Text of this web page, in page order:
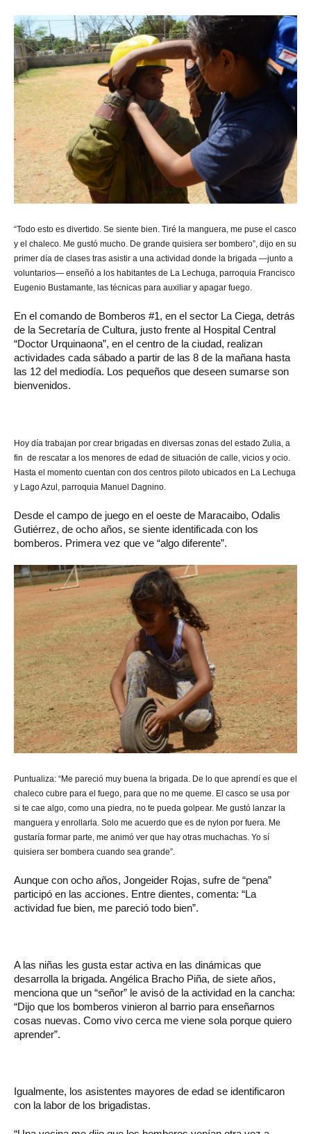
“Todo esto es divertido. Se siente bien. Tiré la manguera, me puse el casco
y el chaleco. Me gustó mucho. De grande quisiera ser bombero”, dijo en su
primer día de clases tras asistir a una actividad donde la brigada —junto a
voluntarios— enseñó a los habitantes de La Lechuga, parroquia Francisco
Eugenio Bustamante, las técnicas para auxiliar y apagar fuego.
En el comando de Bomberos #1, en el sector La Ciega, detrás
de la Secretaría de Cultura, justo frente al Hospital Central
“Doctor Urquinaona”, en el centro de la ciudad, realizan
actividades cada sábado a partir de las 8 de la mañana hasta
las 12 del mediodía. Los pequeños que deseen sumarse son
bienvenidos.
Hoy día trabajan por crear brigadas en diversas zonas del estado Zulia, a
fin de rescatar a los menores de edad de situación de calle, vicios y ocio.
Hasta el momento cuentan con dos centros piloto ubicados en La Lechuga
y Lago Azul, parroquia Manuel Dagnino.
Desde el campo de juego en el oeste de Maracaibo, Odalis
Gutiérrez, de ocho años, se siente identificada con los
bomberos. Primera vez que ve “algo diferente”.
Puntualiza: “Me pareció muy buena la brigada. De lo que aprendí es que el
chaleco cubre para el fuego, para que no me queme. El casco se usa por
si te cae algo, como una piedra, no te pueda golpear. Me gustó lanzar la
manguera y enrollarla. Solo me acuerdo que es de nylon por fuera. Me
gustaría formar parte, me animó ver que hay otras muchachas. Yo sí
quisiera ser bombera cuando sea grande”.
Aunque con ocho años, Jongeider Rojas, sufre de “pena”
participó en las acciones. Entre dientes, comenta: “La
actividad fue bien, me pareció todo bien”.
A las niñas les gusta estar activa en las dinámicas que
desarrolla la brigada. Angélica Bracho Piña, de siete años,
menciona que un “señor” le avisó de la actividad en la cancha:
“Dijo que los bomberos vinieron al barrio para enseñarnos
cosas nuevas. Como vivo cerca me viene sola porque quiero
aprender”.
Igualmente, los asistentes mayores de edad se identificaron
con la labor de los brigadistas.